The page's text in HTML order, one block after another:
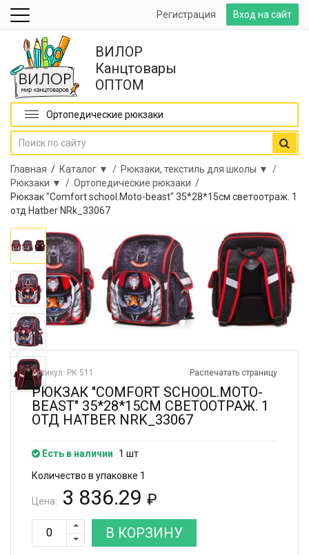
Вход на сайт
Регистрация
ВИЛОР
Канцтовары
ОПТОМ
Ортопедические рюкзаки
Главная / Каталог ▼ / Рюкзаки, текстиль для школы ▼ /
Рюкзаки ▼ / Ортопедические рюкзаки /
Рюкзак "Comfort school.Moto-beast" 35*28*15см светоотраж. 1
отд Hatber NRk_33067
Распечатать страницу
Артикул: РК 511
РЮКЗАК "COMFORT SCHOOL.MOTO-
BEAST" 35*28*15СМ СВЕТООТРАЖ. 1
ОТД HATBER NRK_33067
Есть в наличии
1 шт
Количество в упаковке 1
Цена: 3 836.29 ₽
В КОРЗИНУ